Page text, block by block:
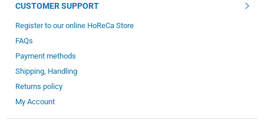
CUSTOMER SUPPORT
Register to our online HoReCa Store
FAQs
Payment methods
Shipping, Handling
Returns policy
My Account